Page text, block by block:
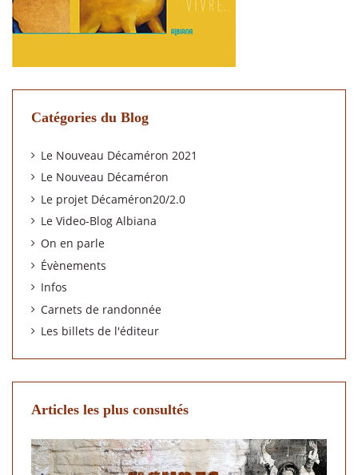
Catégories du Blog
Le Nouveau Décaméron 2021
Le Nouveau Décaméron
Le projet Décaméron20/2.0
Le Video-Blog Albiana
On en parle
Évènements
Infos
Carnets de randonnée
Les billets de l'éditeur
Articles les plus consultés